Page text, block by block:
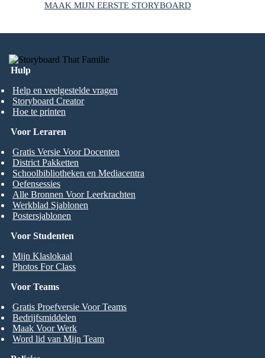
MAAK MIJN EERSTE STORYBOARD
Hulp
Help en veelgestelde vragen
Storyboard Creator
Hoe te printen
Voor Studenten
Mijn Klaslokaal
Photos For Class
Voor Leraren
Gratis Versie Voor Docenten
District Pakketten
Schoolbibliotheken en Mediacentra
Oefensessies
Alle Bronnen Voor Leerkrachten
Werkblad Sjablonen
Postersjablonen
Voor Teams
Gratis Proefversie Voor Teams
Bedrijfsmiddelen
Maak Voor Werk
Word lid van Mijn Team